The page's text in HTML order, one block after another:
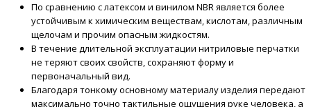
По сравнению с латексом и винилом NBR является более
устойчивым к химическим веществам, кислотам, различным
щелочам и прочим опасным жидкостям.
В течение длительной эксплуатации нитриловые перчатки
не теряют своих свойств, сохраняют форму и
первоначальный вид.
Благодаря тонкому основному материалу изделия передают
максимально точно тактильные ощущения руке человека, а